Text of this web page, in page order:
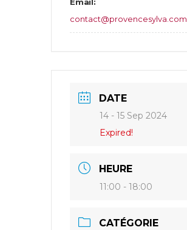
Email:
contact@provencesylva.com
DATE
14 - 15 Sep 2024
Expired!
HEURE
11:00 - 18:00
CATÉGORIE